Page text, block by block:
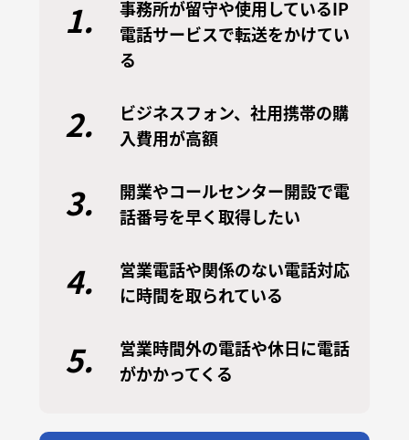
1.
事務所が留守や使用しているIP
電話サービスで転送をかけてい
る
2.
ビジネスフォン、社用携帯の購
入費用が高額
3.
開業やコールセンター開設で電
話番号を早く取得したい
4.
営業電話や関係のない電話対応
に時間を取られている
5.
営業時間外の電話や休日に電話
がかかってくる